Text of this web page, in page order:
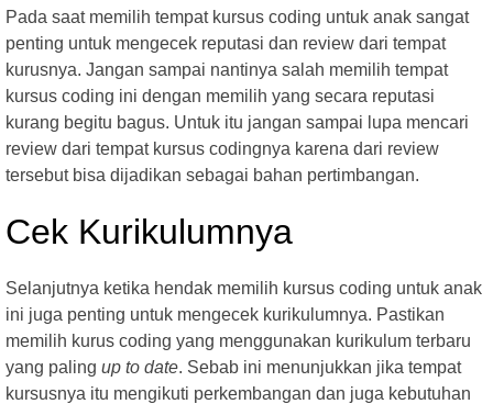
Pada saat memilih tempat kursus coding untuk anak sangat
penting untuk mengecek reputasi dan review dari tempat
kurusnya. Jangan sampai nantinya salah memilih tempat
kursus coding ini dengan memilih yang secara reputasi
kurang begitu bagus. Untuk itu jangan sampai lupa mencari
review dari tempat kursus codingnya karena dari review
tersebut bisa dijadikan sebagai bahan pertimbangan.
Cek Kurikulumnya
Selanjutnya ketika hendak memilih kursus coding untuk anak
ini juga penting untuk mengecek kurikulumnya. Pastikan
memilih kurus coding yang menggunakan kurikulum terbaru
yang paling up to date. Sebab ini menunjukkan jika tempat
kursusnya itu mengikuti perkembangan dan juga kebutuhan